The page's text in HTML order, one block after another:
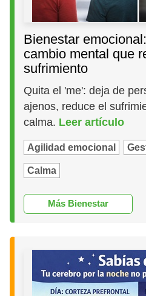
Bienestar
cambio mental que
sufrimiento
Quita el 'me': deja de
ajenos, reduce el
calma. Leer artículo
Agilidad emocional
Calma
Más Bienestar